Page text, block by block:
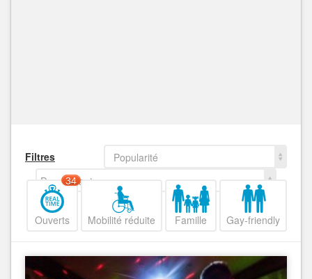
Filtres
Popularité
Decroissant
Ouverts
34
Mobilité réduite Famille Gay-friendly